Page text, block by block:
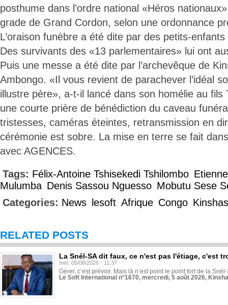
posthume dans l’ordre national «Héros
grade de Grand Cordon, selon une ordonnance
L’oraison funèbre a été dite par des petits-enfants
Des survivants des «13 parlementaires» lui ont
Puis une messe a été dite par l’archevêque de
Ambongo. «Il vous revient de parachever l’idéal
illustre père», a-t-il lancé dans son homélie au fils
une courte prière de bénédiction du caveau
tristesses, caméras éteintes, retransmission en
cérémonie est sobre. La mise en terre se fait
avec AGENCES.
Tags: Félix-Antoine Tshisekedi Tshilombo
Mulumba Denis Sassou Nguesso Mobutu Sese
Categories: News lesoft Afrique Congo
RELATED POSTS
La Snél-SA dit faux, ce n'est pas l'étiage, c'est
mer, 05/08/2026 - 11:37
Gérer, c’est prévoir. Mais là n’est point le point fort de la
Le Soft International n°1670, mercredi, 5 août 2026,